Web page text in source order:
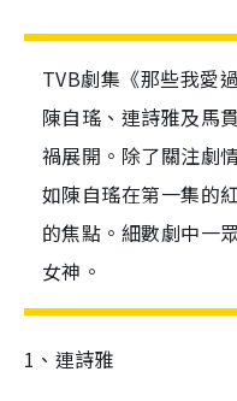
TVB劇集《那些我愛
陳自瑤、連詩雅及馬
禍展開。除了關注劇
如陳自瑤在第一集的
的焦點。細數劇中一
女神。
1、連詩雅